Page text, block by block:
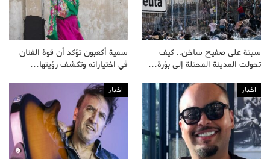
سبتة على صفيح ساخن.. كيف
تحولت المدينة المحتلة إلى بؤرة…
سمية أكعبون تؤكد أن قوة الفنان
في اختياراته وتكشف رؤيتها…
اخبار اخبار